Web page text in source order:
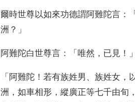
爾時世尊以如來功德謂阿難陀言 ：
洲 ？」
阿難陀白世尊言 ：「唯然 ， 已見 ！
「 阿難陀 ！若有族姓男 、族姓女 ，
洲 ，如車相形 ，縱廣正等七千由旬